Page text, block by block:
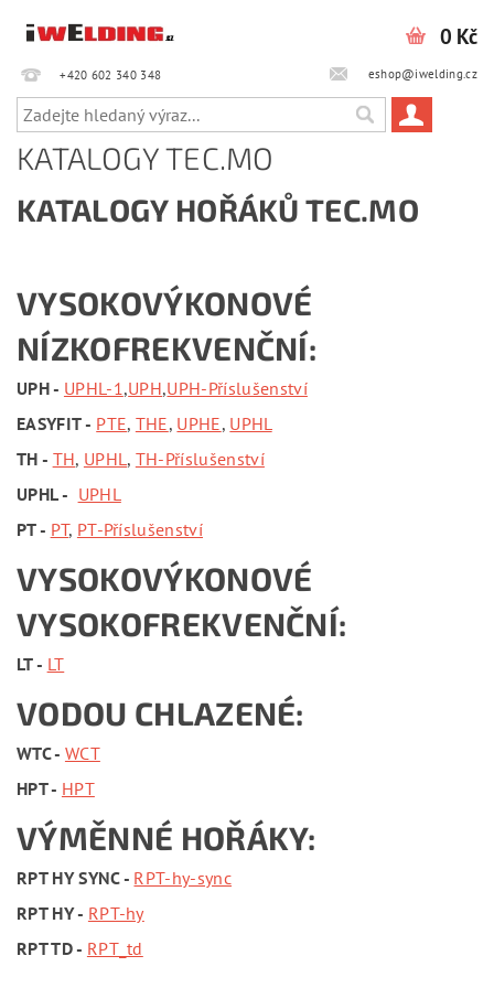
+420 602 340 348‎‎ eshop@iwelding.cz
0 Kč
KATALOGY TEC.MO
KATALOGY HOŘÁKŮ TEC.MO
VYSOKOVÝKONOVÉ
NÍZKOFREKVENČNÍ:
UPH - UPHL-1,UPH,UPH-Příslušenství
EASYFIT - PTE, THE, UPHE, UPHL
TH - TH, UPHL, TH-Příslušenství
UPHL - UPHL
PT - PT, PT-Příslušenství
VYSOKOVÝKONOVÉ
VYSOKOFREKVENČNÍ:
LT - LT
VODOU CHLAZENÉ:
WTC - WCT
HPT - HPT
VÝMĚNNÉ HOŘÁKY:
RPT HY SYNC - RPT-hy-sync
RPT HY - RPT-hy
RPT TD - RPT_td